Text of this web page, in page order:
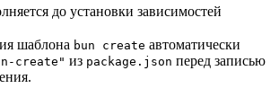
до установки зависимостей
шаблона bun create автоматически
create" из package.json перед записью